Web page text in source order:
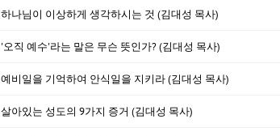
하나님이 이상하게 생각하시는 것 (김대성 목사)
'오직 예수'라는 말은 무슨 뜻인가? (김대성 목사)
예비일을 기억하여 안식일을 지키라 (김대성 목사)
살아있는 성도의 9가지 증거 (김대성 목사)